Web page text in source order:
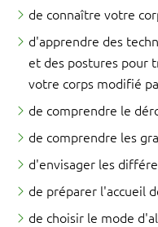
de connaître votre
d'apprendre des
et des postures
votre corps modifié
de comprendre le
de comprendre les
d'envisager les
de préparer l'accueil
de choisir le mode